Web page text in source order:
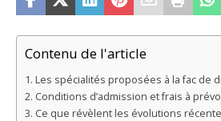
Contenu de l'article
Les spécialités proposées à la fac de
Conditions d’admission et frais à
Ce que révèlent les évolutions